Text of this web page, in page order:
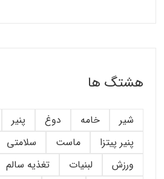
هشتگ ها
شیر خامه دوغ پنیر
پنیر پیتزا
ماست سلامتی
ورزش
لبنیات تغذیه سالم